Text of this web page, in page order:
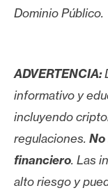
Dominio Público.
ADVERTENCIA:
informativo y
incluyendo
regulaciones. No
financiero. Las
alto riesgo y